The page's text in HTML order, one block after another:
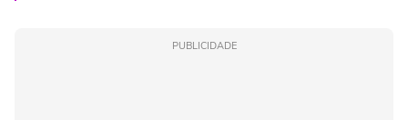
PUBLICIDADE